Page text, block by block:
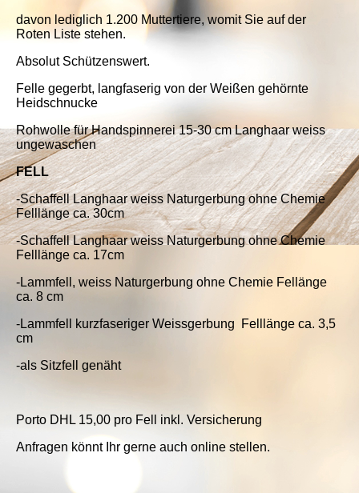
davon lediglich 1.200 Muttertiere, womit Sie auf der
Roten Liste stehen.
Absolut Schützenswert.
Felle gegerbt, langfaserig von der Weißen gehörnte
Heidschnucke
Rohwolle für Handspinnerei 15-30 cm Langhaar weiss
ungewaschen
FELL
-Schaffell Langhaar weiss Naturgerbung ohne Chemie
Felllänge ca. 30cm
-Schaffell Langhaar weiss Naturgerbung ohne Chemie
Felllänge ca. 17cm
-Lammfell, weiss Naturgerbung ohne Chemie Fellänge
ca. 8 cm
-Lammfell kurzfaseriger Weissgerbung Felllänge ca. 3,5
cm
-als Sitzfell genäht
Porto DHL 15,00 pro Fell inkl. Versicherung
Anfragen könnt Ihr gerne auch online stellen.